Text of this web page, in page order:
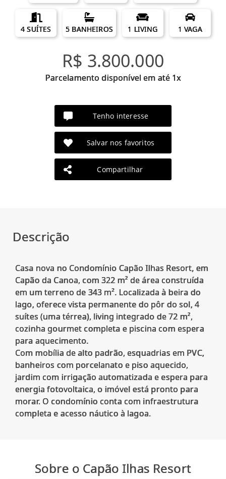
4 SUÍTES 5 BANHEIROS 1 LIVING 1 VAGA
R$ 3.800.000
Parcelamento disponível em até 1x
Tenho interesse
Salvar nos favoritos
Compartilhar
Descrição
Casa nova no Condomínio Capão Ilhas Resort, em
Capão da Canoa, com 322 m² de área construída
em um terreno de 343 m². Localizada à beira do
lago, oferece vista permanente do pôr do sol, 4
suítes (uma térrea), living integrado de 72 m²,
cozinha gourmet completa e piscina com espera
para aquecimento.
Com mobília de alto padrão, esquadrias em PVC,
banheiros com porcelanato e piso aquecido,
jardim com irrigação automatizada e espera para
energia fotovoltaica, o imóvel está pronto para
morar. O condomínio conta com infraestrutura
Sobre o Capão Ilhas Resort